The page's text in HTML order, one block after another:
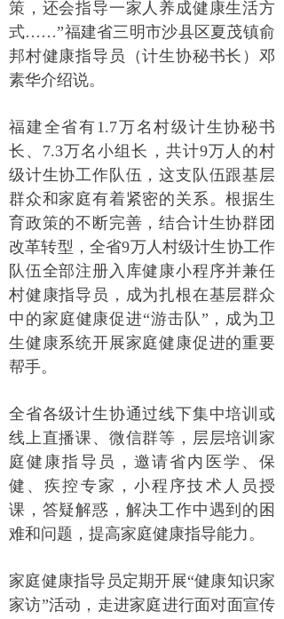
策，还会指导一家人养成健康生活方
式……”福建省三明市沙县区夏茂镇俞
邦村健康指导员（计生协秘书长）邓
素华介绍说。
福建全省有1.7万名村级计生协秘书
长、7.3万名小组长，共计9万人的村
级计生协工作队伍，这支队伍跟基层
群众和家庭有着紧密的关系。根据生
育政策的不断完善，结合计生协群团
改革转型，全省9万人村级计生协工作
队伍全部注册入库健康小程序并兼任
村健康指导员，成为扎根在基层群众
中的家庭健康促进“游击队”，成为卫
生健康系统开展家庭健康促进的重要
帮手。
全省各级计生协通过线下集中培训或
线上直播课、微信群等，层层培训家
庭健康指导员，邀请省内医学、保
健、疾控专家，小程序技术人员授
课，答疑解惑，解决工作中遇到的困
难和问题，提高家庭健康指导能力。
家庭健康指导员定期开展“健康知识家
家访”活动，走进家庭进行面对面宣传